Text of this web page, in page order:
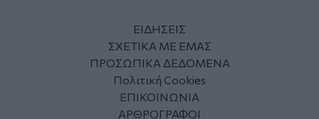
ΕΙΔΗΣΕΙΣ
ΣΧΕΤΙΚΑ ΜΕ ΕΜΑΣ
ΠΡΟΣΩΠΙΚΑ ΔΕΔΟΜΕΝΑ
Πολιτική Cookies
ΕΠΙΚΟΙΝΩΝΙΑ
ΑΡΘΡΟΓΡΑΦΟΙ